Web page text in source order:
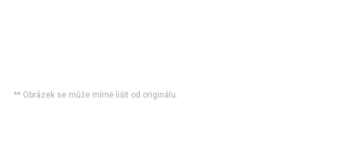
** Obrázek se může mírně lišit od originálu.